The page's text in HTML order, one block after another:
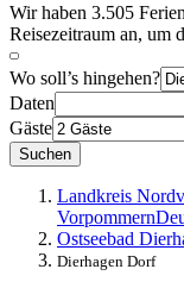
Wir haben 3.505
Reisezeitraum an, um
Wo soll’s hingehen?
Daten
Gäste
Suchen
Landkreis
Vorpommern
Ostseebad
Dierhagen Dorf